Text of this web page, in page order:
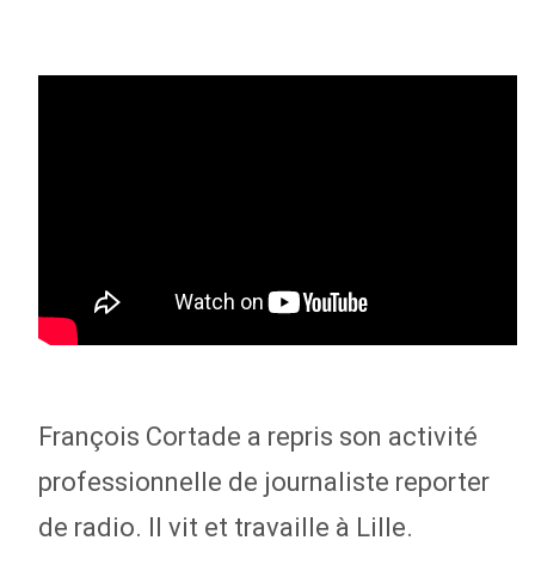
François Cortade a repris son activité
professionnelle de journaliste reporter
de radio. Il vit et travaille à Lille.